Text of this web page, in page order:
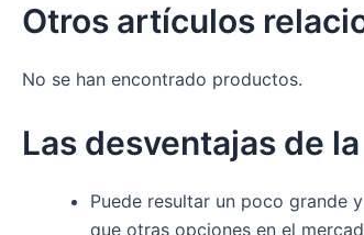
Otros artículos
No se han encontrado productos.
Las desventajas de
Puede resultar un poco grande
que otras opciones en el